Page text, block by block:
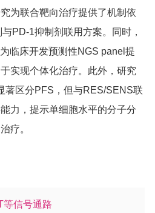
为联合靶向治疗提供了机制依
PD-1抑制剂联用方案。同时，
临床开发预测性NGS panel提
实现个体化治疗。此外，研究
著区分PFS，但与RES/SENS联
力，提示单细胞水平的分子分
疗。
等信号通路